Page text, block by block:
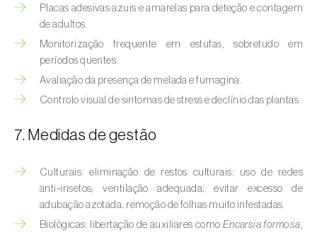
Broca-do-chá (
fornicatior, E. perbrevis e E. kuroshio )
Diatraea saccharalis
lineatella)
Broca-listrada-do-caule-do-arroz ( Chilo
Placas adesivas azuis e amarelas para deteção e contagem
de adultos.
Monitorização frequente em estufas, sobretudo em
períodos quentes.
Avaliação da presença de melada e fumagina.
Controlo visual de sintomas de stress e declínio das plantas.
7. Medidas de gestão
Culturais: eliminação de restos culturais; uso de redes
anti‑insetos; ventilação adequada; evitar excesso de
adubação azotada; remoção de folhas muito infestadas.
Biológicas: libertação de auxiliares como Encarsia formosa,